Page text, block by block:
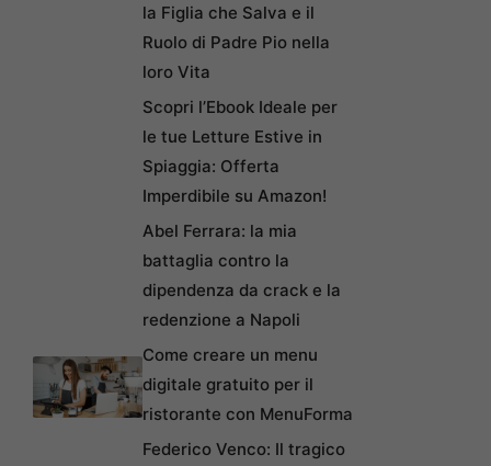
la Figlia che Salva e il
Ruolo di Padre Pio nella
loro Vita
Scopri l’Ebook Ideale per
le tue Letture Estive in
Spiaggia: Offerta
Imperdibile su Amazon!
Abel Ferrara: la mia
battaglia contro la
dipendenza da crack e la
redenzione a Napoli
Come creare un menu
digitale gratuito per il
ristorante con MenuForma
Federico Venco: Il tragico